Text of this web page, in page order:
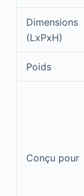
Dimensions
(LxPxH)
Poids
Conçu pour